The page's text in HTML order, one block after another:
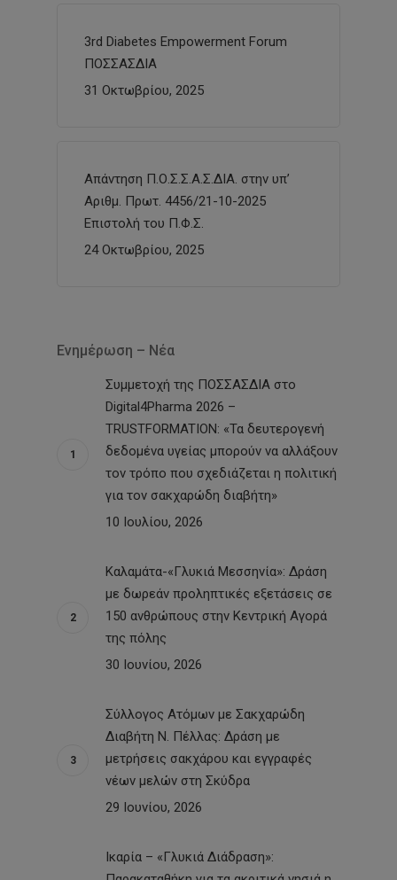
3rd Diabetes Empowerment Forum
ΠΟΣΣΑΣΔΙΑ
31 Οκτωβρίου, 2025
Απάντηση Π.Ο.Σ.Σ.Α.Σ.ΔΙΑ. στην υπ’
Αριθμ. Πρωτ. 4456/21-10-2025
Επιστολή του Π.Φ.Σ.
24 Οκτωβρίου, 2025
Ενημέρωση – Νέα
Συμμετοχή της ΠΟΣΣΑΣΔΙΑ στο
Digital4Pharma 2026 –
TRUSTFORMATION: «Τα δευτερογενή
δεδομένα υγείας μπορούν να αλλάξουν
τον τρόπο που σχεδιάζεται η πολιτική
για τον σακχαρώδη διαβήτη»
10 Ιουλίου, 2026
Καλαμάτα-«Γλυκιά Μεσσηνία»: Δράση
με δωρεάν προληπτικές εξετάσεις σε
150 ανθρώπους στην Κεντρική Αγορά
της πόλης
30 Ιουνίου, 2026
Σύλλογος Ατόμων με Σακχαρώδη
Διαβήτη Ν. Πέλλας: Δράση με
μετρήσεις σακχάρου και εγγραφές
νέων μελών στη Σκύδρα
29 Ιουνίου, 2026
Ικαρία – «Γλυκιά Διάδραση»: